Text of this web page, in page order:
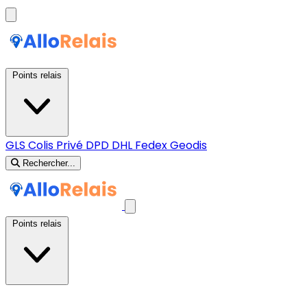
GLS Colis Privé DPD DHL FedexGeodis
Rechercher...